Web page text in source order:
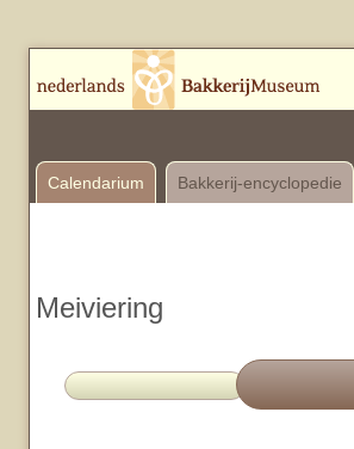
Calendarium Bakkerij-encyclopedie
Meiviering